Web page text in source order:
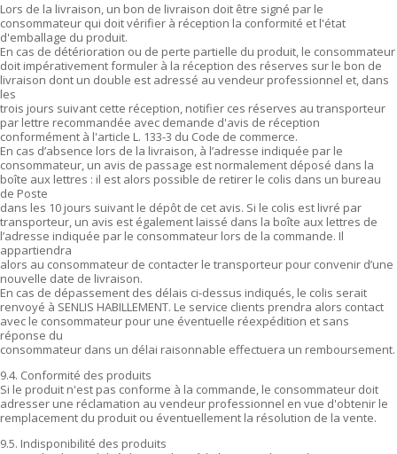
Lors de la livraison, un bon de livraison doit être signé par le
consommateur qui doit vérifier à réception la conformité et l'état
d'emballage du produit.
En cas de détérioration ou de perte partielle du produit, le consommateur
doit impérativement formuler à la réception des réserves sur le bon de
livraison dont un double est adressé au vendeur professionnel et, dans
les
trois jours suivant cette réception, notifier ces réserves au transporteur
par lettre recommandée avec demande d'avis de réception
conformément à l'article L. 133-3 du Code de commerce.
En cas d’absence lors de la livraison, à l’adresse indiquée par le
consommateur, un avis de passage est normalement déposé dans la
boîte aux lettres : il est alors possible de retirer le colis dans un bureau
de Poste
dans les 10 jours suivant le dépôt de cet avis. Si le colis est livré par
transporteur, un avis est également laissé dans la boîte aux lettres de
l’adresse indiquée par le consommateur lors de la commande. Il
appartiendra
alors au consommateur de contacter le transporteur pour convenir d’une
nouvelle date de livraison.
En cas de dépassement des délais ci-dessus indiqués, le colis serait
renvoyé à SENLIS HABILLEMENT. Le service clients prendra alors contact
avec le consommateur pour une éventuelle réexpédition et sans
réponse du
consommateur dans un délai raisonnable effectuera un remboursement.
9.4. Conformité des produits
Si le produit n'est pas conforme à la commande, le consommateur doit
adresser une réclamation au vendeur professionnel en vue d'obtenir le
remplacement du produit ou éventuellement la résolution de la vente.
9.5. Indisponibilité des produits